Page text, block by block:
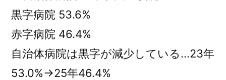
黒字病院 53.6%
赤字病院 46.4%
自治体病院は黒字が減少している…23年
53.0%→25年46.4%